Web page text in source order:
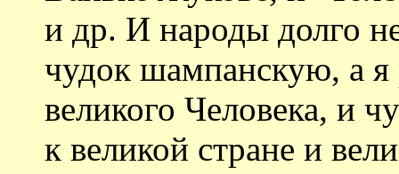
и др. И народы долго
чудок шампанскую, а я
великого Человека, и
к великой стране и